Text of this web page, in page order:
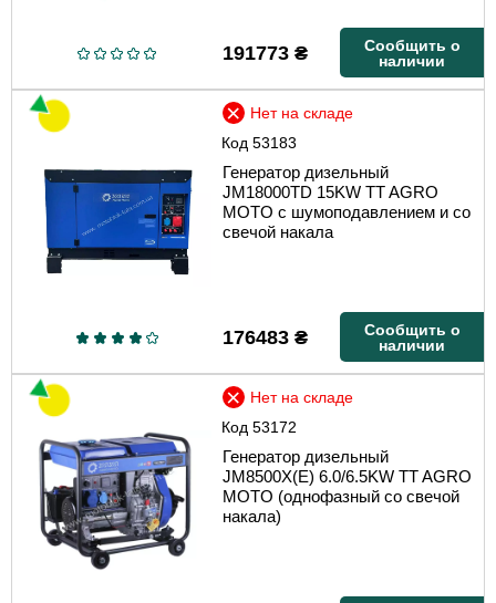
191773₴
Сообщить о
наличии
Код53183
Нет на складе
Генератор дизельный
JM18000TD 15KW TT AGRO
MOTO с шумоподавлением и со
свечой накала
176483₴
Сообщить о
наличии
Код53172
Нет на складе
Генератор дизельный
JM8500X(E) 6.0/6.5KW TT AGRO
MOTO (однофазный со свечой
накала)